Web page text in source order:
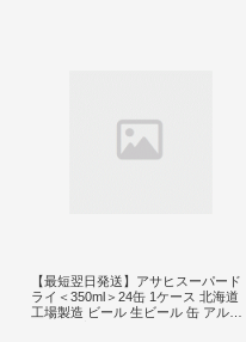
【最短翌日発送】アサヒスーパード
ライ＜350ml＞24缶 1ケース 北海道
工場製造 ビール 生ビール 缶 アルコ